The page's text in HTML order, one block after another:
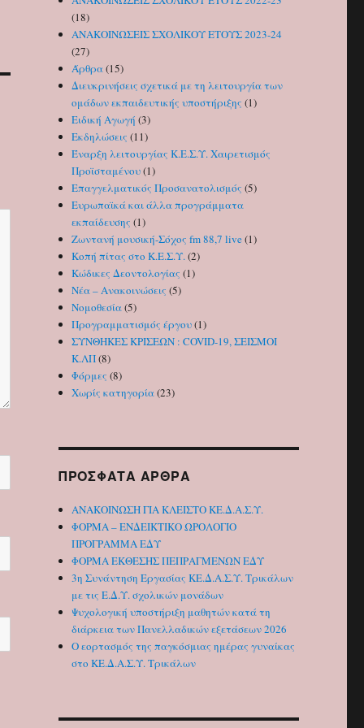
(18)
ΑΝΑΚΟΙΝΩΣΕΙΣ ΣΧΟΛΙΚΟΥ ΕΤΟΥΣ 2023-24
(27)
Άρθρα(15)
Διευκρινήσεις σχετικά με τη λειτουργία των
ομάδων εκπαιδευτικής υποστήριξης (1)
Ειδική Αγωγή (3)
Εκδηλώσεις (11)
Έναρξη λειτουργίας Κ.Ε.Σ.Υ. Χαιρετισμός
Προϊσταμένου(1)
Επαγγελματικός Προσανατολισμός (5)
Ευρωπαϊκά και άλλα προγράμματα
εκπαίδευσης (1)
Ζωντανή μουσική-Σόχος fm 88,7 live(1)
Κοπή πίτας στο Κ.Ε.Σ.Υ.(2)
Κώδικες Δεοντολογίας (1)
Νέα – Ανακοινώσεις (5)
Νομοθεσία(5)
Προγραμματισμός έργου(1)
ΣΥΝΘΗΚΕΣ ΚΡΙΣΕΩΝ : COVID-19, ΣΕΙΣΜΟΙ
Κ.ΛΠ(8)
Φόρμες (8)
Χωρίς κατηγορία(23)
ΠΡΌΣΦΑΤΑ ΆΡΘΡΑ
ΑΝΑΚΟΙΝΩΣΗ ΓΙΑ ΚΛΕΙΣΤΟ ΚΕ.Δ.Α.Σ.Υ.
ΦΟΡΜΑ – ΕΝΔΕΙΚΤΙΚΟ ΩΡΟΛΟΓΙΟ
ΠΡΟΓΡΑΜΜΑ ΕΔΥ
ΦΟΡΜΑ ΕΚΘΕΣΗΣ ΠΕΠΡΑΓΜΕΝΩΝ ΕΔΥ
3η Συνάντηση Εργασίας ΚΕ.Δ.Α.Σ.Υ. Τρικάλων
με τις Ε.Δ.Υ. σχολικών μονάδων
Ψυχολογική υποστήριξη μαθητών κατά τη
διάρκεια των Πανελλαδικών εξετάσεων 2026
Ο εορτασμός της παγκόσμιας ημέρας γυναίκας
στο ΚΕ.Δ.Α.Σ.Υ. Τρικάλων